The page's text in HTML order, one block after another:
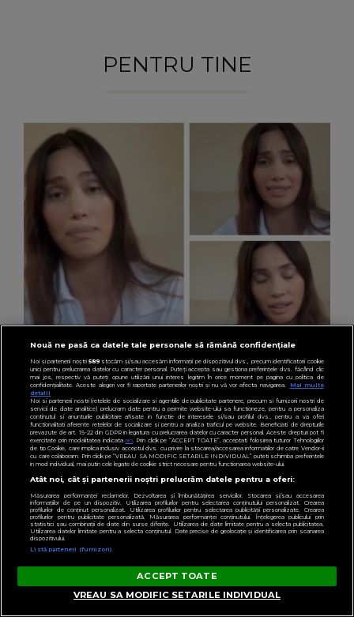
PENTRU TINE
VEDETE
Cum a descoperit Alina Pușcău boala. Vedeta
a făcut mărturisiri cutremurătoare din salon:
„Nu vreau să vă fie milă de mine.”
Nouă ne pasă ca datele tale personale să rămână confidențiale
Noi și partenerii noștri589stocăm și/sau accesăm informații pe dispozitivul dvs., precum identificatorii cookie
unici pentru prelucrarea datelor cu caracter personal. Puteți accepta sau gestiona preferințele dvs. făcând clic
mai jos, respectiv vă puteți opune utilizării unui interes legitim în orice moment pe pagina cu politica de
confidențialitate. Aceste alegeri vor fi raportate partenerilor noștri și nu vă vor afecta navigarea.
Mai multe
detalii
Noi si partenerii nostri (retelele de socializare si agentiile de publicitate partenere, precum si furnizorii nostri de
servicii de date analitice) prelucram date pentru a permite website-ului sa functioneze, pentru a personaliza
continutul si anunturile publicitare afisate in functie de interesele si/sau profilul dvs., pentru a va oferi
functionalitati aferente retelelor de socializare si pentru a analiza traficul pe website. Beneficiati de drepturile
prevazute de art. 15-22 din GDPR in legatura cu prelucrarea datelor cu caracter personal. Aceste drepturi pot fi
exercitate prin modalitatea indicataaici. Prin click pe “ACCEPT TOATE”, acceptati folosirea tuturor Tehnologiilor
de tip Cookie, care implica inclusiv acceptul dvs. cu privire la stocarea/accesarea informatiilor de catre Vendor-ii
cu care colaboram. Prin click pe “VREAU SA MODIFIC SETARILE INDIVIDUAL” puteti schimba preferintele
in mod individual, mai putin cele legate de cookie strict necesare pentru functionarea website-ului.
Atât noi, cât și partenerii noștri prelucrăm datele pentru a oferi:
Măsurarea performanței reclamelor. Dezvoltarea și îmbunătățirea serviciilor. Stocarea și/sau accesarea
informațiilor de pe un dispozitiv. Utilizarea profilurilor pentru selectarea conținutului personalizat. Crearea
profilurilor de conținut personalizat. Utilizarea profilurilor pentru selectarea publicității personalizate. Crearea
profilurilor pentru publicitate personalizată. Măsurarea performanței conținutului. Înțelegerea publicului prin
statistici sau combinații de date din surse diferite. Utilizarea de date limitate pentru a selecta publicitatea.
Utilizarea datelor limitate pentru a selecta conținutul. Date precise de geolocație și identificarea prin scanarea
dispozitivului.
Listă parteneri (furnizori)
ACCEPT TOATE
VREAU SA MODIFIC SETARILE INDIVIDUAL